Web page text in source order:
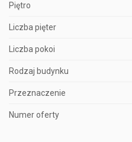
Piętro
Liczba pięter
Liczba pokoi
Rodzaj budynku
Przeznaczenie
Numer oferty